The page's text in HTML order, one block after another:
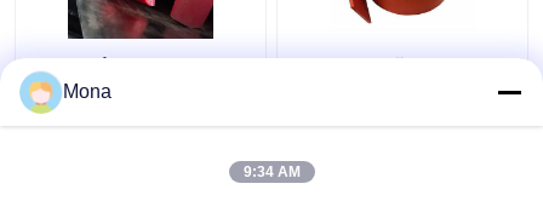
Пояс обходя
герметизируя тип
обход уплотнения y
Природный каучук
транспортер
Skirtboard
Mona
9:34 AM